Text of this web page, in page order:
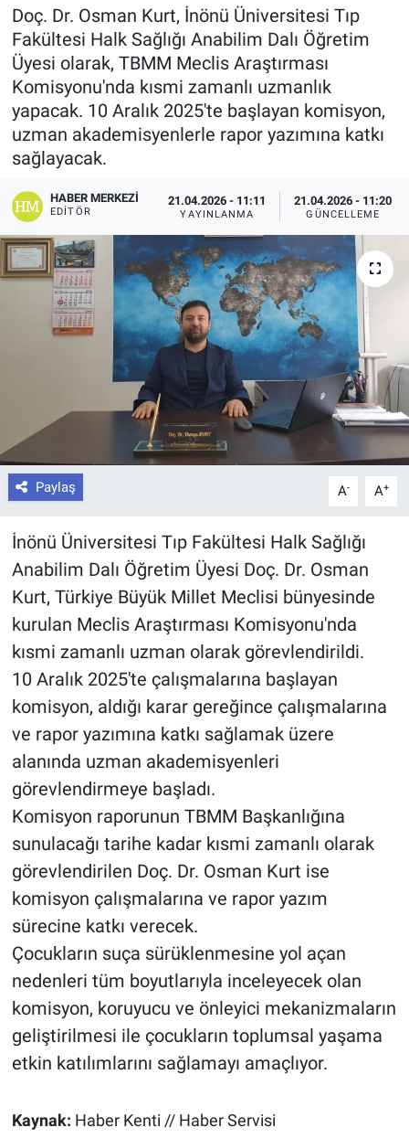
Doç. Dr. Osman Kurt, İnönü Üniversitesi Tıp
Fakültesi Halk Sağlığı Anabilim Dalı Öğretim
Üyesi olarak, TBMM Meclis Araştırması
Komisyonu'nda kısmi zamanlı uzmanlık
yapacak. 10 Aralık 2025'te başlayan komisyon,
uzman akademisyenlerle rapor yazımına katkı
sağlayacak.
HABER MERKEZI
EDITÖR
21.04.2026 - 11:11
YAYINLANMA
21.04.2026 - 11:20
GÜNCELLEME
Paylaş A- A+
İnönü Üniversitesi Tıp Fakültesi Halk Sağlığı
Anabilim Dalı Öğretim Üyesi Doç. Dr. Osman
Kurt, Türkiye Büyük Millet Meclisi bünyesinde
kurulan Meclis Araştırması Komisyonu'nda
kısmi zamanlı uzman olarak görevlendirildi.
10 Aralık 2025'te çalışmalarına başlayan
komisyon, aldığı karar gereğince çalışmalarına
ve rapor yazımına katkı sağlamak üzere
alanında uzman akademisyenleri
görevlendirmeye başladı.
Komisyon raporunun TBMM Başkanlığına
sunulacağı tarihe kadar kısmi zamanlı olarak
görevlendirilen Doç. Dr. Osman Kurt ise
komisyon çalışmalarına ve rapor yazım
sürecine katkı verecek.
Çocukların suça sürüklenmesine yol açan
nedenleri tüm boyutlarıyla inceleyecek olan
komisyon, koruyucu ve önleyici mekanizmaların
geliştirilmesi ile çocukların toplumsal yaşama
etkin katılımlarını sağlamayı amaçlıyor.
Kaynak: Haber Kenti // Haber Servisi